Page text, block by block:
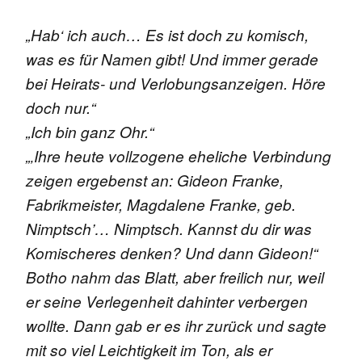
„Hab‘ ich auch… Es ist doch zu komisch,
was es für Namen gibt! Und immer gerade
bei Heirats- und Verlobungsanzeigen. Höre
doch nur.“
„Ich bin ganz Ohr.“
„‚Ihre heute vollzogene eheliche Verbindung
zeigen ergebenst an: Gideon Franke,
Fabrikmeister, Magdalene Franke, geb.
Nimptsch’… Nimptsch. Kannst du dir was
Komischeres denken? Und dann Gideon!“
Botho nahm das Blatt, aber freilich nur, weil
er seine Verlegenheit dahinter verbergen
wollte. Dann gab er es ihr zurück und sagte
mit so viel Leichtigkeit im Ton, als er